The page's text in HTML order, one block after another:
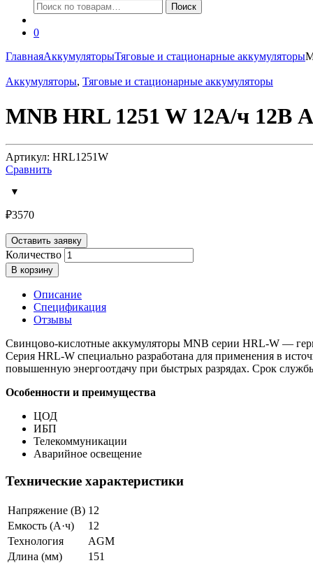
Искать:
Поиск
0
ГлавнаяАккумуляторыТяговые и стационарные аккумуляторы
Аккумуляторы, Тяговые и стационарные аккумуляторы
MNB HRL 1251 W 12А/ч 12В
Артикул: HRL1251W
Сравнить
₽3570
Оставить заявку
Количество
В корзину
Описание
Спецификация
Отзывы
Свинцово-кислотные аккумуляторы MNB серии HRL-W —
Серия HRL-W специально разработана для применения в
повышенную энергоотдачу при быстрых разрядах. Срок
Особенности и преимущества
ЦОД
ИБП
Телекоммуникации
Аварийное освещение
Технические характеристики
Напряжение (В) 12
Емкость (А·ч)
12
Технология
AGM
Длина (мм)
151